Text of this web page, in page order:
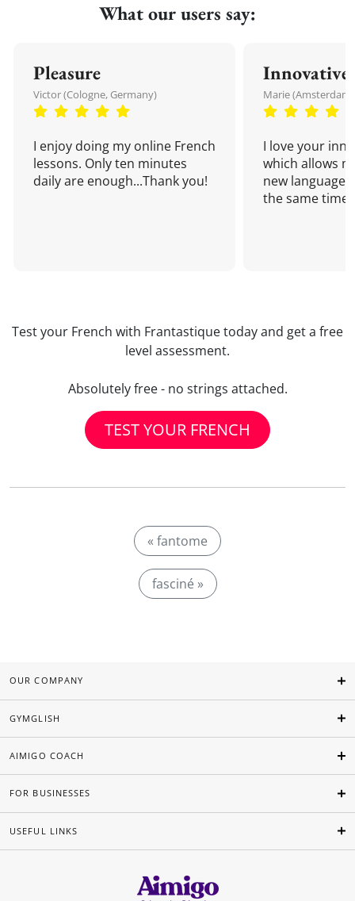
What our users say:
Pleasure
Victor (Cologne, Germany)
I enjoy doing my online French
lessons. Only ten minutes
daily are enough...Thank you!
Innovative
Marie
I love your
which allows
new language
the same time!
Test your French with Frantastique today and get a free
level assessment.
Absolutely free - no strings attached.
TEST YOUR FRENCH
« fantome
fasciné »
OUR COMPANY
GYMGLISH
AIMIGO COACH
FOR BUSINESSES
USEFUL LINKS